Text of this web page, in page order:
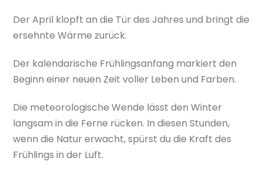
Der April klopft an die Tür des Jahres und bringt die
ersehnte Wärme zurück.
Der kalendarische Frühlingsanfang markiert den
Beginn einer neuen Zeit voller Leben und Farben.
Die meteorologische Wende lässt den Winter
langsam in die Ferne rücken. In diesen Stunden,
wenn die Natur erwacht, spürst du die Kraft des
Frühlings in der Luft.